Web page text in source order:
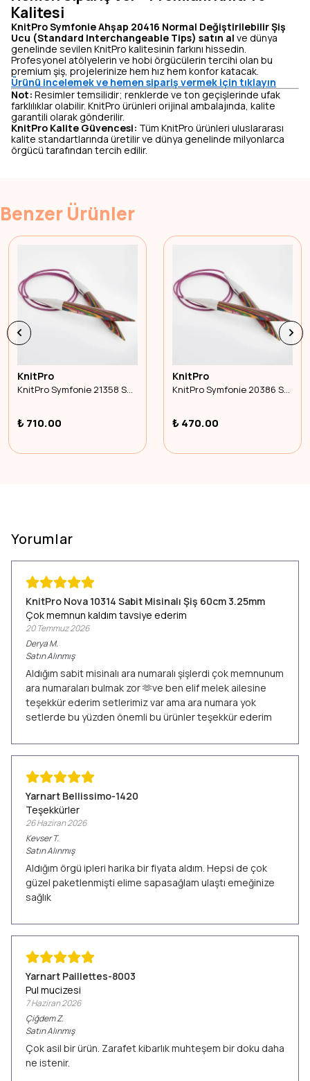
Kalitesi
KnitPro Symfonie Ahşap 20416 Normal Değiştirilebilir Şiş
Ucu (Standard Interchangeable Tips) satın al ve dünya
genelinde sevilen KnitPro kalitesinin farkını hissedin.
Profesyonel atölyelerin ve hobi örgücülerin tercihi olan bu
premium şiş, projelerinize hem hız hem konfor katacak.
Ürünü incelemek ve hemen sipariş vermek için tıklayın
Not: Resimler temsilidir; renklerde ve ton geçişlerinde ufak
farklılıklar olabilir. KnitPro ürünleri orijinal ambalajında, kalite
garantili olarak gönderilir.
KnitPro Kalite Güvencesi: Tüm KnitPro ürünleri uluslararası
kalite standartlarında üretilir ve dünya genelinde milyonlarca
örgücü tarafından tercih edilir.
Benzer Ürünler
KnitPro
KnitPro Symfonie 21358 Sabit Misinalı Şiş 100cm 7.00mm
₺ 710.00
KnitPro
KnitPro Symfonie 20386 Sabit Misinalı Şiş 50cm 3.25mm
₺ 470.00
Yorumlar
KnitPro Nova 10314 Sabit Misinalı Şiş 60cm 3.25mm
Çok memnun kaldım tavsiye ederim
20 Temmuz 2026
DeryaM.
Satın Alınmış
Aldığım sabit misinalı ara numaralı şişlerdi çok memnunum
ara numaraları bulmak zor 🫶ve ben elif melek ailesine
teşekkür ederim setlerimiz var ama ara numara yok
setlerde bu yüzden önemli bu ürünler teşekkür ederim
Yarnart Bellissimo-1420
Teşekkürler
26 Haziran 2026
Kevser T.
Satın Alınmış
Aldığım örgü ipleri harika bir fiyata aldım. Hepsi de çok
güzel paketlenmişti elime sapasağlam ulaştı emeğinize
sağlık
Yarnart Paillettes-8003
Pul mucizesi
7 Haziran 2026
ÇiğdemZ.
Satın Alınmış
Çok asil bir ürün. Zarafet kibarlık muhteşem bir doku daha
ne istenir.